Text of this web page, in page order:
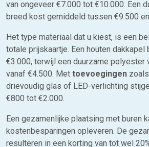
van ongeveer €7.000 tot €10.000. Een
breed kost gemiddeld tussen €9.500
Het type materiaal dat u kiest, is een
totale prijskaartje. Een houten
€3.000, terwijl een duurzame polyester
vanaf €4.500. Met toevoegingen
drievoudig glas of LED-verlichting
€800 tot €2.000.
Een gezamenlijke plaatsing met buren
kostenbesparingen opleveren. De
resulteren in een korting van tot wel